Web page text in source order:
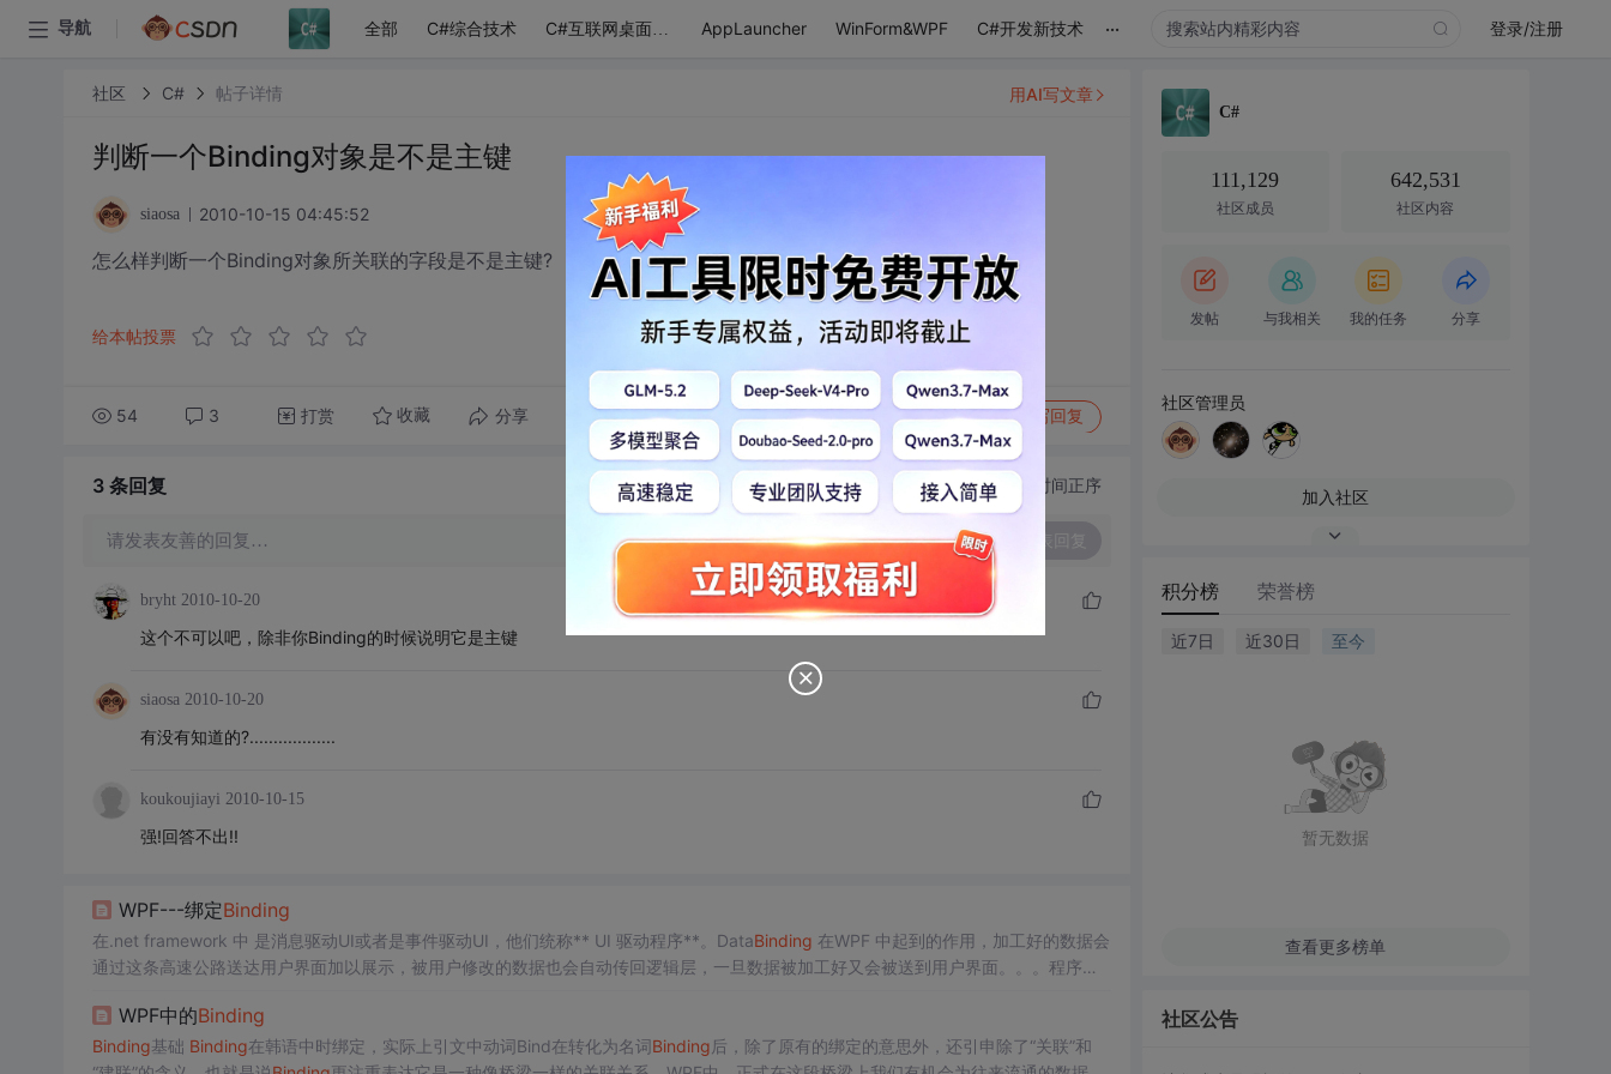
导航 全部 C#综合技术 C#互联网桌面应用 AppLauncher WinForm&WPF C#开发新技术 ... 登录/注册
社区 C# 帖子详情
判断一个Binding对象是不是主键
siaosa 2010-10-15 04:45:52
怎么样判断一个Binding对象所关联的字段是不是主键?
给本帖投票
54 3 打赏 收藏 分享 转发到动态 举报 写回复
用AI写文章
3 条回复 切换为时间正序
请发表友善的回复…
bryht 2010-10-20
这个不可以吧，除非你Binding的时候说明它是主键
siaosa 2010-10-20
有没有知道的?..................
koukoujiayi 2010-10-15
强!回答不出!!
WPF---绑定Binding
在.net framework 中 是消息驱动UI或者是事件驱动UI，他们统称** UI 驱动程序**。DataBinding 在WPF 中起到的作用，加工好的数据会
通过这条高速公路送达用户界面加以展示，被用户修改的数据也会自动传回逻辑层，一旦数据被加工好又会被送到用户界面。。。程序的
据驱动UI**
WPF中的Binding
Binding基础 Binding在韩语中时绑定，实际上引文中动词Bind在转化为名词Binding后，除了原有的绑定的意思外，还引申除了“关联”和
C#
111,129
社区成员
642,531
社区内容
发帖 与我相关 我的任务 分享
社区管理员
加入社区
积分榜 荣誉榜
近7日 近30日 至今
暂无数据
查看更多榜单
社区公告